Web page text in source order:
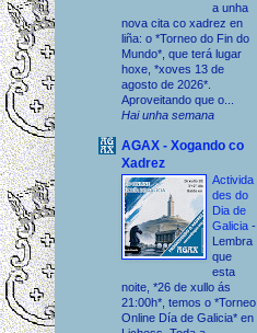
a unha
nova cita co xadrez en
liña: o *Torneo do Fin do
Mundo*, que terá lugar
hoxe, *xoves 13 de
agosto de 2026*.
Aproveitando que o...
Hai unha semana
AGAX - Xogando co
Xadrez
Activida
des do
Dia de
Galicia -
Lembra
que
esta
noite, *26 de xullo ás
21:00h*, temos o *Torneo
Online Día de Galicia* en